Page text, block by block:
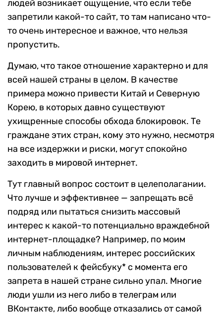
людей возникает ощущение, что если тебе
запретили какой-то сайт, то там написано что-
то очень интересное и важное, что нельзя
пропустить.
Думаю, что такое отношение характерно и для
всей нашей страны в целом. В качестве
примера можно привести Китай и Северную
Корею, в которых давно существуют
ухищренные способы обхода блокировок. Те
граждане этих стран, кому это нужно, несмотря
на все издержки и риски, могут спокойно
заходить в мировой интернет.
Тут главный вопрос состоит в целеполагании.
Что лучше и эффективнее — запрещать всё
подряд или пытаться снизить массовый
интерес к какой-то потенциально враждебной
интернет-площадке? Например, по моим
личным наблюдениям, интерес российских
пользователей к фейсбуку* с момента его
запрета в нашей стране сильно упал. Многие
люди ушли из него либо в телеграм или
ВКонтакте, либо вообще отказались от самой